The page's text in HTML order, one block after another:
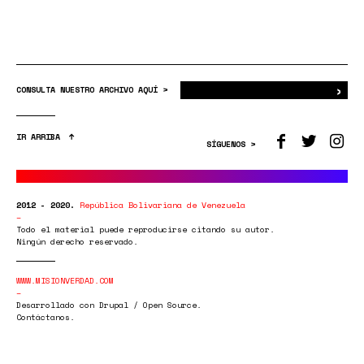
CONSULTA NUESTRO ARCHIVO AQUÍ > ›
IR ARRIBA
SÍGUENOS >
2012 - 2020. República Bolivariana de Venezuela
Todo el material puede reproducirse citando su autor.
Ningún derecho reservado.
WWW.MISIONVERDAD.COM
Desarrollado con Drupal / Open Source.
Contáctanos.